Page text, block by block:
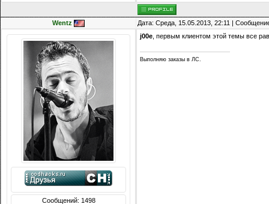
Wentz Дата: Среда, 15.05.2013, 22:11 |
Сообщений: 1498
j00e , первым клиентом этой темы все
Выполняю заказы в ЛС.